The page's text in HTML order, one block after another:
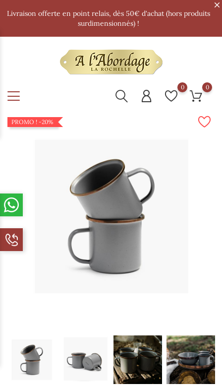
Livraison offerte en point relais, dès 50€ d'achat (hors produits
surdimensionnés) !
0 0
PROMO ! -20%